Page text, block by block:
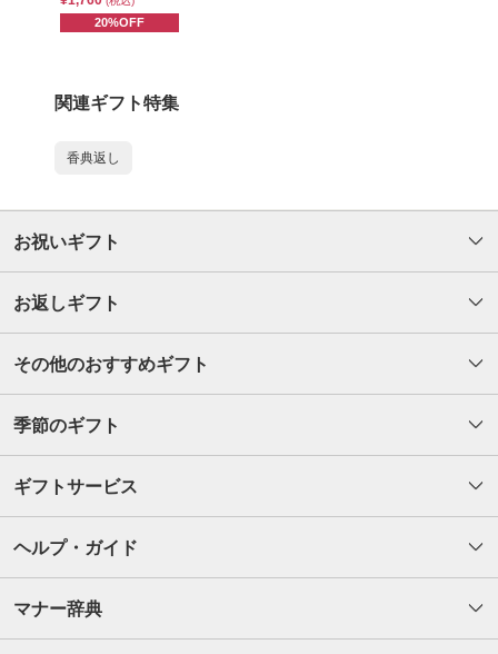
20%OFF
関連ギフト特集
香典返し
お祝いギフト
お返しギフト
その他のおすすめギフト
季節のギフト
ギフトサービス
ヘルプ・ガイド
マナー辞典